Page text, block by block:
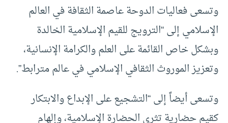
وتسعى فعاليات الدوحة عاصمة الثقافة في العالم
الإسلامي إلى “الترويج للقيم الإسلامية الخالدة
وبشكل خاص القائمة على العلم والكرامة الإنسانية،
وتعزيز الموروث الثقافي الإسلامي في عالم مترابط”.
وتسعى أيضاً إلى “التشجيع على الإبداع والابتكار
كقيم حضارية تثري الحضارة الإسلامية، وإلهام